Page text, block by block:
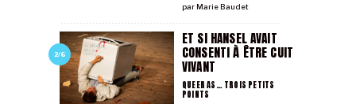
par Marie Baudet
2/6
ET SI HANSEL AVAIT
CONSENTI À ÊTRE CUIT
VIVANT
QUEER AS… TROIS PETITS
POINTS